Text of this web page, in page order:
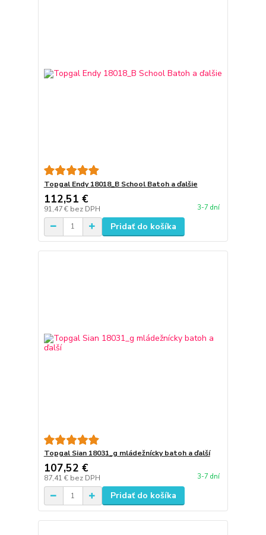
Topgal Endy 18018_B School Batoh a ďalšie
112,51 €
91,47 € bez DPH 3-7 dní
Pridať do košíka
Topgal Sian 18031_g mládežnícky batoh a ďalší
107,52 €
87,41 € bez DPH 3-7 dní
Pridať do košíka